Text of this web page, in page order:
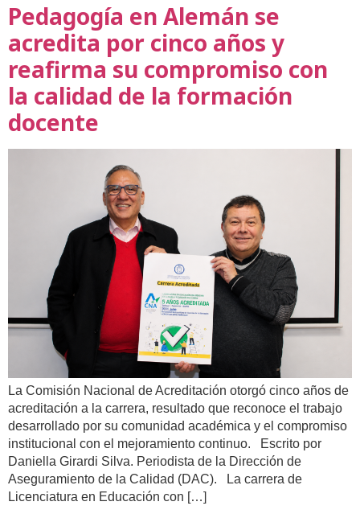
Pedagogía en Alemán se
acredita por cinco años y
reafirma su compromiso con
la calidad de la formación
docente
La Comisión Nacional de Acreditación otorgó cinco años de
acreditación a la carrera, resultado que reconoce el trabajo
desarrollado por su comunidad académica y el compromiso
institucional con el mejoramiento continuo. Escrito por
Daniella Girardi Silva. Periodista de la Dirección de
Aseguramiento de la Calidad (DAC). La carrera de
Licenciatura en Educación con […]